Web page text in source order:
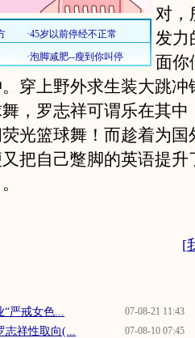
对，
发力
面你
穿上野外求生装大跳冲
，罗志祥可谓乐在其中
光篮球舞！而趁着为国
把自己蹩脚的英语提升
[
07-08-21 11:43
严戒女色...
07-08-10 07:45
祥性取向(...